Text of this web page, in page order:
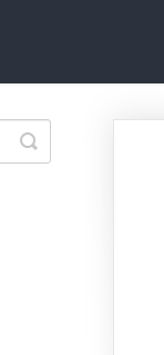
Toggle
Search